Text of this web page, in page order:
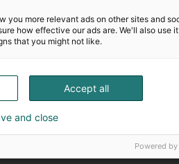
you more relevant ads on other sites and
how effective our ads are. We'll also use
that you might not like.
Accept all
and close
Powered by